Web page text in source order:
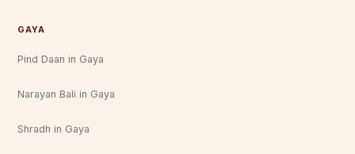
GAYA
Pind Daan in Gaya
Narayan Bali in Gaya
Shradh in Gaya